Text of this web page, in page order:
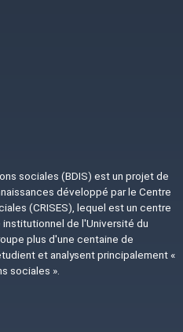
sociales (BDIS) est un projet de
développé par le Centre
(CRISES), lequel est un centre
de l'Université du
plus d'une centaine de
et analysent principalement «
sociales ».